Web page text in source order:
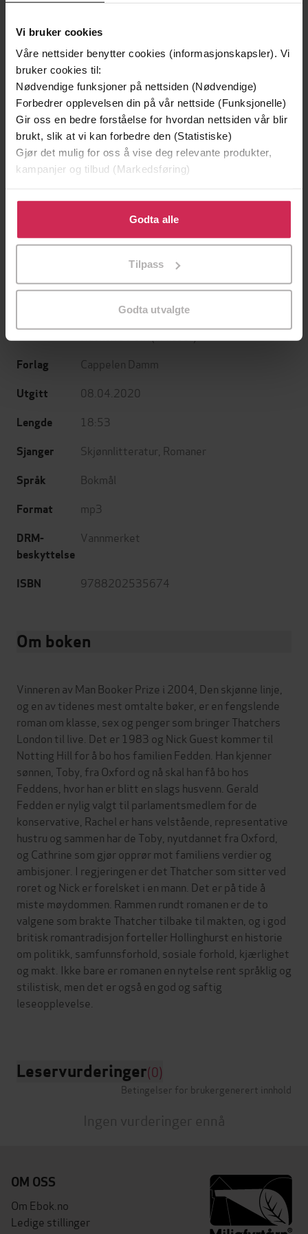
Vi bruker cookies
Våre nettsider benytter cookies (informasjonskapsler). Vi
bruker cookies til:
Nødvendige funksjoner på nettsiden (Nødvendige)
Forbedrer opplevelsen din på vår nettside (Funksjonelle)
Gir oss en bedre forståelse for hvordan nettsiden vår blir
brukt, slik at vi kan forbedre den (Statistiske)
Gjør det mulig for oss å vise deg relevante produkter,
kampanjer og tilbud (Markedsføring)
Klikk på «Godta alle» for å gi oss ditt samtykke til å
bruke cookies for alle disse formålene. Du kan også
tilpasse ditt samtykke til spesifikke formål ved å klikke
Godta alle
Tilpass
Godta utvalgte
199,-
Alan Hollinghurst (forfatter),
Kjell Risvik
Forlag Cappelen Damm
Utgitt 08.04.2020
Lengde 18:53
Sjanger Skjønnlitteratur Romaner
Språk Bokmål
Format mp3
DRM-
beskyttelse
Vannmerket
ISBN 9788202535674
Om boken
Vinneren av Man Booker Prize i 2004, Den skjønne linje,
og en av tidenes mest omtalte bøker, er en fengslende
roman om klasse, sex og penger som bringer Thatchers
London til live. Det er 1983 og Nick Guest kommer til
Notting Hill for å bo hos familien Fedden. Han kjenner
sønnen, Toby, fra Oxford og nå skal han få bo hos
Feddens, hvor han er blitt en slags husvenn. Gerald
Fedden er nylig valgt til parlamentsmedlem for de
konservative, Rachel er hans velstående, representative
hustru og sammen har de Toby, nyutdannet fra Oxford,
og Cathrine som gjør opprør mot familiens verdier og
ambisjoner. I regjeringen er det Thatcher som sitter ved
roret og Nick er forelsket i en mann. Det er på tide å
miste møydommen. Rammen rundt romanen er de to
valgene som brakte Thatcher tilbake til makten, og i god
britisk romantradisjon forteller Hollinghurst en historie
om politikk, samfunnsforhold, sosiale forhold, kjærlighet
og makt. Ikke bare er romanen en nytelse rent språklig og
stilistisk, men det er også en god og saftig
leseopplevelse.
Leservurderinger(0)
Betingelser for brukergenerert innhold
Ingen vurderinger ennå
OM OSS
Om Ebok.no
Ledige stillinger